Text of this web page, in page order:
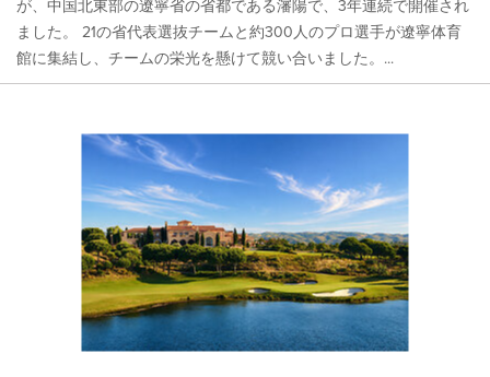
が、中国北東部の遼寧省の省都である瀋陽で、3年連続で開催され
ました。 21の省代表選抜チームと約300人のプロ選手が遼寧体育
館に集結し、チームの栄光を懸けて競い合いました。...